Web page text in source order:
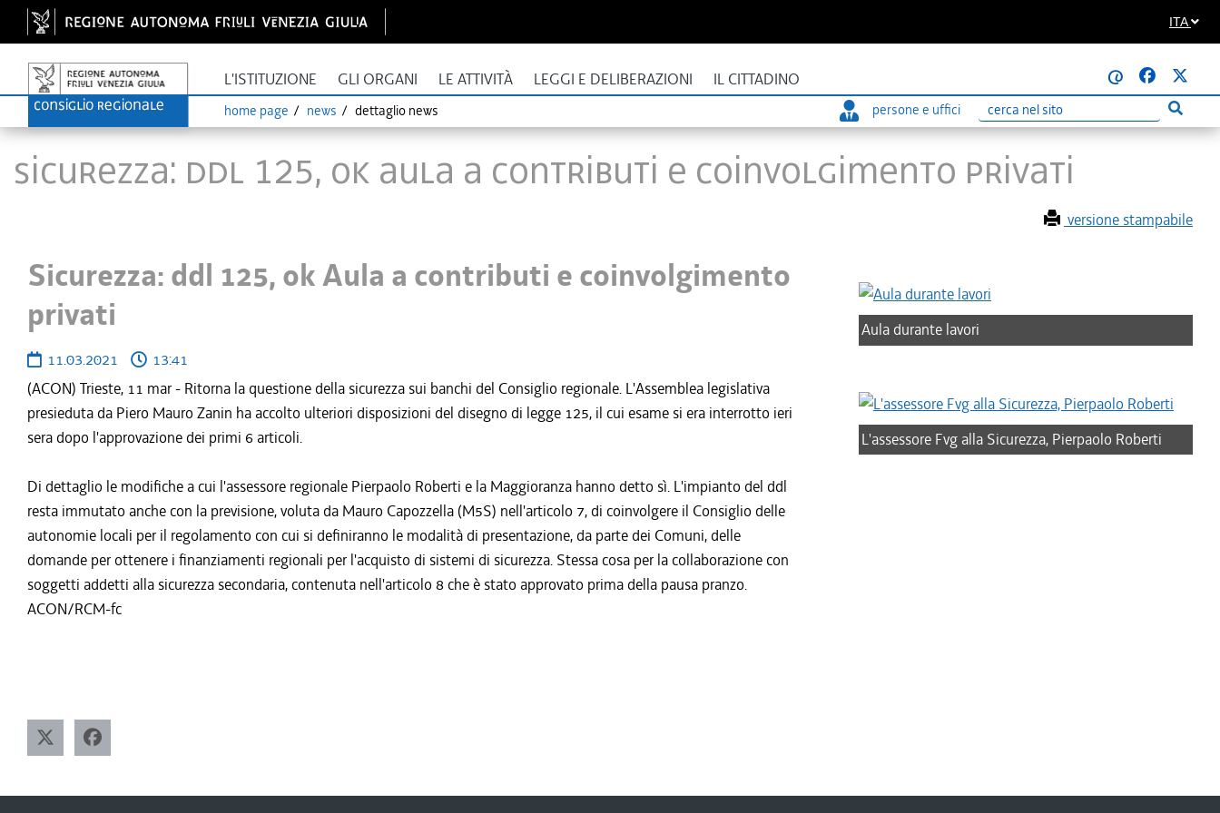
ITA
L'ISTITUZIONE GLI ORGANI LE ATTIVITÀ LEGGI E DELIBERAZIONI IL CITTADINO @
home page news dettaglio news persone e uffici
Ricerca Esegui
Sicurezza: ddl 125, ok Aula a contributi e coinvolgimento privati
versione stampabile
Sicurezza: ddl 125, ok Aula a contributi e coinvolgimento
privati
11.03.2021
13:41
(ACON) Trieste, 11 mar - Ritorna la questione della sicurezza sui banchi del Consiglio regionale. L'Assemblea legislativa
presieduta da Piero Mauro Zanin ha accolto ulteriori disposizioni del disegno di legge 125, il cui esame si era interrotto ieri
sera dopo l'approvazione dei primi 6 articoli.
Di dettaglio le modifiche a cui l'assessore regionale Pierpaolo Roberti e la Maggioranza hanno detto sì. L'impianto del ddl
resta immutato anche con la previsione, voluta da Mauro Capozzella (M5S) nell'articolo 7, di coinvolgere il Consiglio delle
autonomie locali per il regolamento con cui si definiranno le modalità di presentazione, da parte dei Comuni, delle
domande per ottenere i finanziamenti regionali per l'acquisto di sistemi di sicurezza. Stessa cosa per la collaborazione con
soggetti addetti alla sicurezza secondaria, contenuta nell'articolo 8 che è stato approvato prima della pausa pranzo.
ACON/RCM-fc
Aula durante lavori
L'assessore Fvg alla Sicurezza, Pierpaolo Roberti